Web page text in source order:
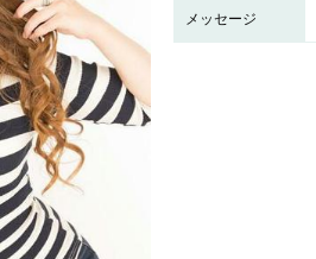
メッセージ